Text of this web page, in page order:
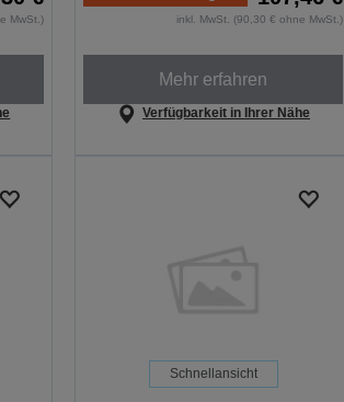
MwSt.) inkl. MwSt. (90,30 € ohne MwSt.)
Mehr erfahren
Verfügbarkeit in Ihrer Nähe
Schnellansicht